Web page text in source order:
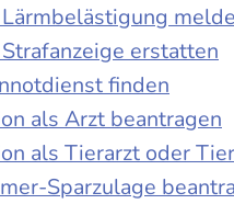
erstatten
finden
als Arzt beantragen
als Tierarzt oder
Sparzulage